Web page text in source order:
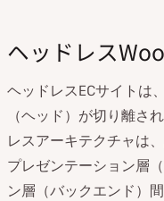
ヘッドレス
ヘッドレスECサイトは
（ヘッド）が切り離さ
レスアーキテクチャは、
プレゼンテーション層
ン層（バックエンド）